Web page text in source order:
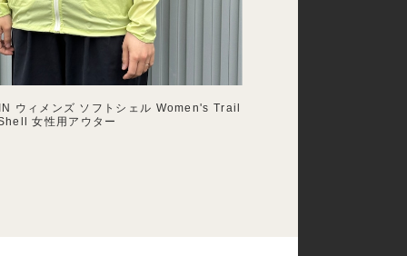
ウィメンズ ソフトシェル Women's Trail
女性用アウター